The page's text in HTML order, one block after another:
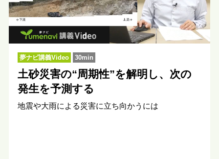
夢ナビ講義Video 30min
土砂災害の“周期性”を解明し、次の
発生を予測する
地震や大雨による災害に立ち向かうには